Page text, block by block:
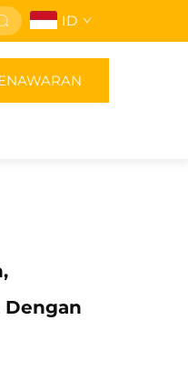
ID
Dengan